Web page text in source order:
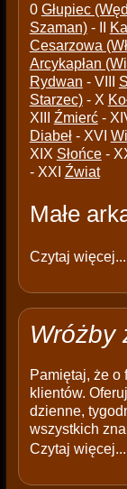
0 Głupiec
Szaman)- II
Cesarzowa
Arcykapłan
Rydwan - VIII
Starzec)- X
XIII Źmierć-
Diabeł- XVI
XIX Słońce-
- XXI Źwiat
Małe
Czytaj więcej...
Wróżby
Pamiętaj, że
klientów.
dzienne,
wszystkich
Czytaj więcej...